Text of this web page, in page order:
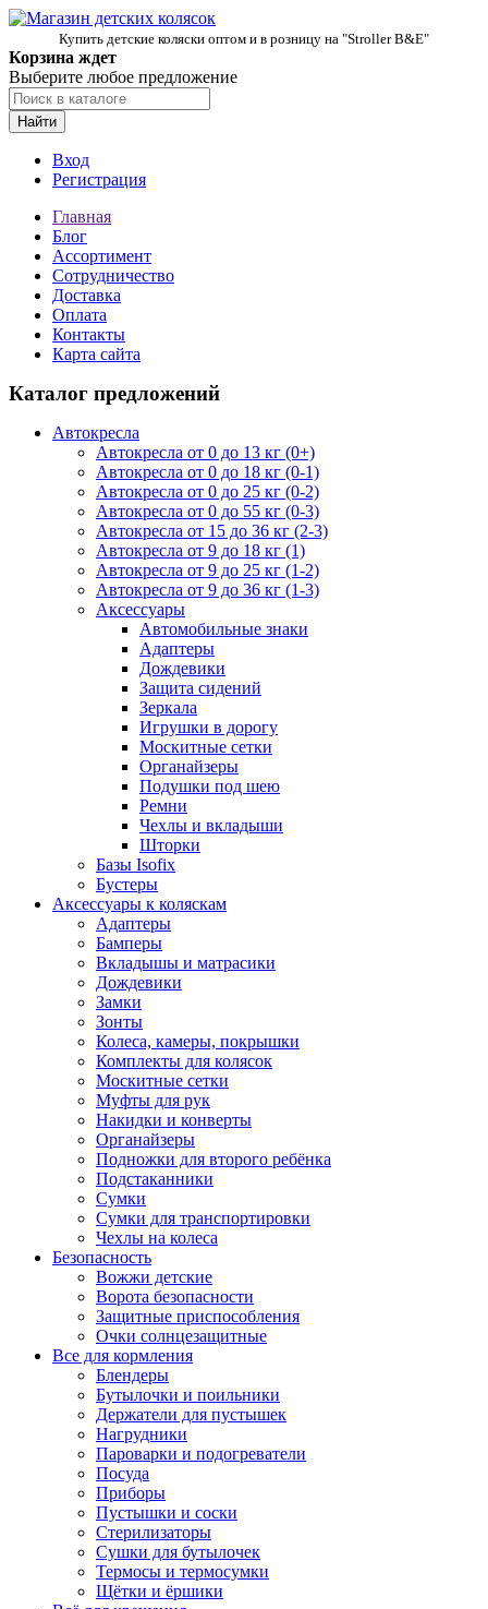
Купить детские коляски оптом и в розницу на "Stroller B&E"
Корзина ждет
Выберите любое предложение
Найти
Вход
Регистрация
Главная
Блог
Ассортимент
Сотрудничество
Доставка
Оплата
Контакты
Карта сайта
Каталог предложений
Автокресла
Автокресла от 0 до 13 кг (0+)
Автокресла от 0 до 18 кг (0-1)
Автокресла от 0 до 25 кг (0-2)
Автокресла от 0 до 55 кг (0-3)
Автокресла от 15 до 36 кг (2-3)
Автокресла от 9 до 18 кг (1)
Автокресла от 9 до 25 кг (1-2)
Автокресла от 9 до 36 кг (1-3)
Аксессуары
Автомобильные знаки
Адаптеры
Дождевики
Защита сидений
Зеркала
Игрушки в дорогу
Москитные сетки
Органайзеры
Подушки под шею
Ремни
Чехлы и вкладыши
Шторки
Базы Isofix
Бустеры
Аксессуары к коляскам
Адаптеры
Бамперы
Вкладышы и матрасики
Дождевики
Замки
Зонты
Колеса, камеры, покрышки
Комплекты для колясок
Москитные сетки
Муфты для рук
Накидки и конверты
Органайзеры
Подножки для второго ребёнка
Подстаканники
Сумки
Сумки для транспортировки
Чехлы на колеса
Безопасность
Вожжи детские
Ворота безопасности
Защитные приспособления
Очки солнцезащитные
Все для кормления
Блендеры
Бутылочки и поильники
Держатели для пустышек
Нагрудники
Пароварки и подогреватели
Посуда
Приборы
Пустышки и соски
Стерилизаторы
Сушки для бутылочек
Термосы и термосумки
Щётки и ёршики